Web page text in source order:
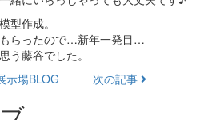
型作成。
らったので…新年一発目…
う藤谷でした。
示場BLOG 次の記事